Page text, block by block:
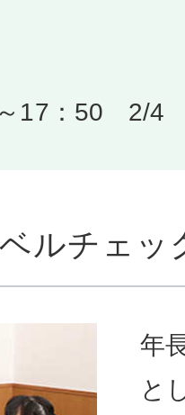
～17：50 2/4
ルチェッ
年
と